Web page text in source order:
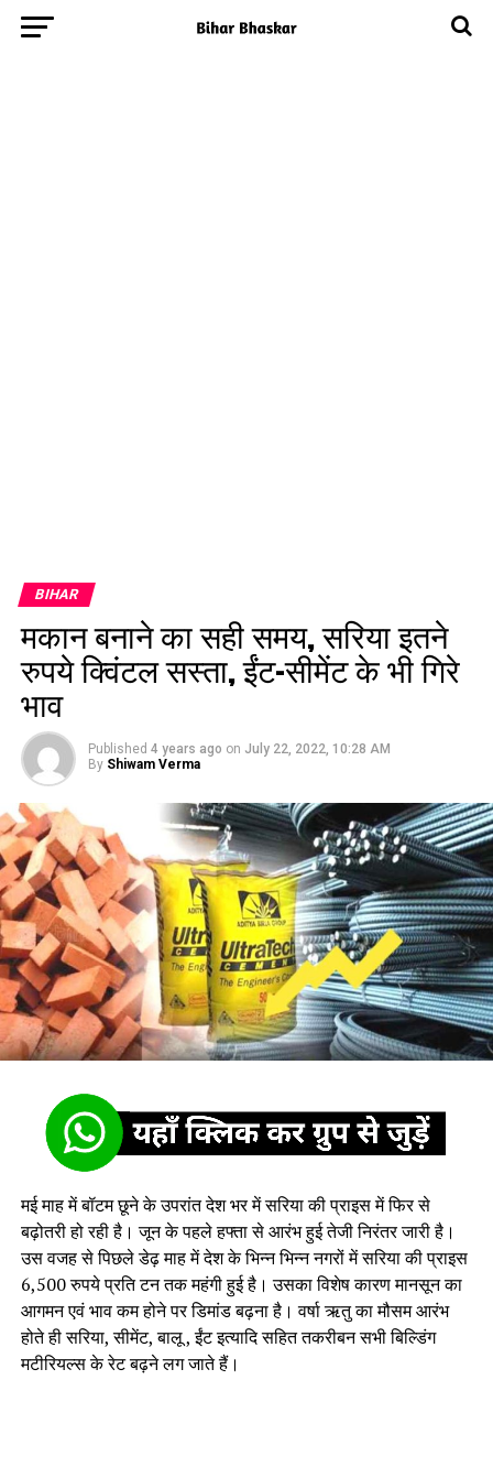
BIHAR
मकान बनाने का सही समय, सरिया इतने
रुपये क्विंटल सस्ता, ईंट-सीमेंट के भी गिरे
भाव
Published 4 years ago on July 22, 2022, 10:28 AM
By Shiwam Verma
मई माह में बॉटम छूने के उपरांत देश भर में सरिया की प्राइस में फिर से
बढ़ोतरी हो रही है। जून के पहले हफ्ता से आरंभ हुई तेजी निरंतर जारी है।
उस वजह से पिछले डेढ़ माह में देश के भिन्न भिन्न नगरों में सरिया की प्राइस
6,500 रुपये प्रति टन तक महंगी हुई है। उसका विशेष कारण मानसून का
आगमन एवं भाव कम होने पर डिमांड बढ़ना है। वर्षा ऋतु का मौसम आरंभ
होते ही सरिया, सीमेंट, बालू , ईंट इत्यादि सहित तकरीबन सभी बिल्डिंग
मटीरियल्स के रेट बढ़ने लग जाते हैं।